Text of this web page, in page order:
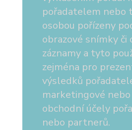
pořadatelem nebo
osobou pořízeny
obrazové snímky či
záznamy a tyto
zejména pro
výsledků
marketingové nebo
obchodní účely
nebo partnerů.